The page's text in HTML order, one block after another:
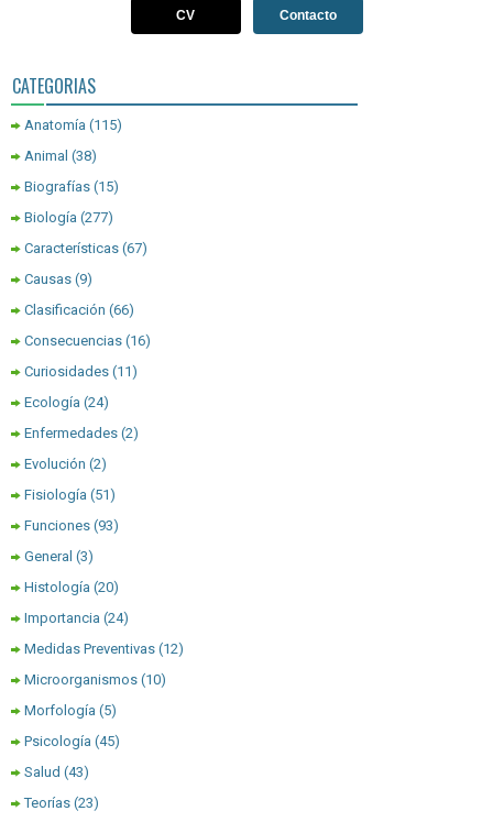
CV Contacto
CATEGORIAS
Anatomía (115)
Animal (38)
Biografías (15)
Biología (277)
Características (67)
Causas (9)
Clasificación (66)
Consecuencias (16)
Curiosidades (11)
Ecología (24)
Enfermedades (2)
Evolución (2)
Fisiología (51)
Funciones (93)
General (3)
Histología (20)
Importancia (24)
Medidas Preventivas (12)
Microorganismos (10)
Morfología (5)
Psicología (45)
Salud (43)
Teorías (23)